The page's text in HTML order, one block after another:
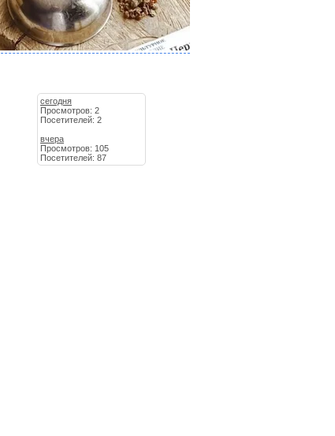
сегодня
Просмотров: 2
Посетителей: 2
вчера
Просмотров: 105
Посетителей: 87